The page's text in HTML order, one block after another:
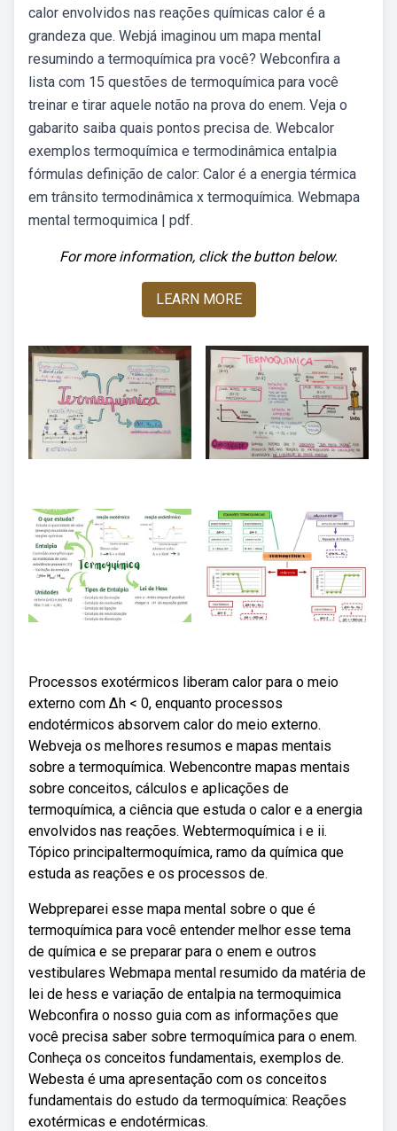
calor envolvidos nas reações químicas calor é a
grandeza que. Webjá imaginou um mapa mental
resumindo a termoquímica pra você? Webconfira a
lista com 15 questões de termoquímica para você
treinar e tirar aquele notão na prova do enem. Veja o
gabarito saiba quais pontos precisa de. Webcalor
exemplos termoquímica e termodinâmica entalpia
fórmulas definição de calor: Calor é a energia térmica
em trânsito termodinâmica x termoquímica. Webmapa
mental termoquimica | pdf.
For more information, click the button below.
LEARN MORE
Processos exotérmicos liberam calor para o meio
externo com ∆h < 0, enquanto processos
endotérmicos absorvem calor do meio externo.
Webveja os melhores resumos e mapas mentais
sobre a termoquímica. Webencontre mapas mentais
sobre conceitos, cálculos e aplicações de
termoquímica, a ciência que estuda o calor e a energia
envolvidos nas reações. Webtermoquímica i e ii.
Tópico principaltermoquímica, ramo da química que
estuda as reações e os processos de.
Webpreparei esse mapa mental sobre o que é
termoquímica para você entender melhor esse tema
de química e se preparar para o enem e outros
vestibulares Webmapa mental resumido da matéria de
lei de hess e variação de entalpia na termoquimica
Webconfira o nosso guia com as informações que
você precisa saber sobre termoquímica para o enem.
Conheça os conceitos fundamentais, exemplos de.
Webesta é uma apresentação com os conceitos
fundamentais do estudo da termoquímica: Reações
exotérmicas e endotérmicas.